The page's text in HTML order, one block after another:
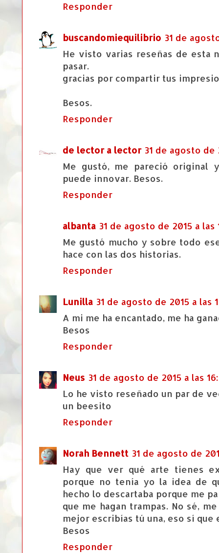
Responder
buscandomiequilibrio 31 de
He visto varias reseñas de esta
pasar.
gracias por compartir tus
Besos.
Responder
de lector a lector 31 de agosto de
Me gustó, me pareció original
puede innovar. Besos.
Responder
albanta 31 de agosto de 2015 a las
Me gustó mucho y sobre todo
hace con las dos historias.
Responder
Lunilla 31 de agosto de 2015 a las
A mi me ha encantado, me ha
Besos
Responder
Neus 31 de agosto de 2015 a las
Lo he visto reseñado un par de
un beesito
Responder
Norah Bennett 31 de agosto de
Hay que ver qué arte tienes
porque no tenía yo la idea de
hecho lo descartaba porque me
que me hagan trampas. No sé,
mejor escribías tú una, eso sí que
Besos
Responder